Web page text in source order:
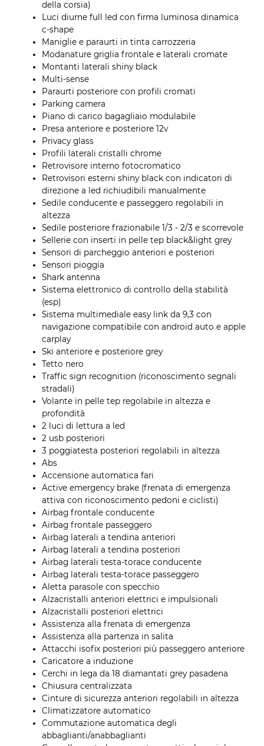
della corsia)
Luci diurne full led con firma luminosa dinamica
c-shape
Maniglie e paraurti in tinta carrozzeria
Modanature griglia frontale e laterali cromate
Montanti laterali shiny black
Multi-sense
Paraurti posteriore con profili cromati
Parking camera
Piano di carico bagagliaio modulabile
Presa anteriore e posteriore 12v
Privacy glass
Profili laterali cristalli chrome
Retrovisore interno fotocromatico
Retrovisori esterni shiny black con indicatori di
direzione a led richiudibili manualmente
Sedile conducente e passeggero regolabili in
altezza
Sedile posteriore frazionabile 1/3 - 2/3 e scorrevole
Sellerie con inserti in pelle tep black&light grey
Sensori di parcheggio anteriori e posteriori
Sensori pioggia
Shark antenna
Sistema elettronico di controllo della stabilità
(esp)
Sistema multimediale easy link da 9,3 con
navigazione compatibile con android auto e apple
carplay
Ski anteriore e posteriore grey
Tetto nero
Traffic sign recognition (riconoscimento segnali
stradali)
Volante in pelle tep regolabile in altezza e
profondità
2 luci di lettura a led
2 usb posteriori
3 poggiatesta posteriori regolabili in altezza
Abs
Accensione automatica fari
Active emergency brake (frenata di emergenza
attiva con riconoscimento pedoni e ciclisti)
Airbag frontale conducente
Airbag frontale passeggero
Airbag laterali a tendina anteriori
Airbag laterali a tendina posteriori
Airbag laterali testa-torace conducente
Airbag laterali testa-torace passeggero
Aletta parasole con specchio
Alzacristalli anteriori elettrici e impulsionali
Alzacristalli posteriori elettrici
Assistenza alla frenata di emergenza
Assistenza alla partenza in salita
Attacchi isofix posteriori più passeggero anteriore
Caricatore a induzione
Cerchi in lega da 18 diamantati grey pasadena
Chiusura centralizzata
Cinture di sicurezza anteriori regolabili in altezza
Climatizzatore automatico
Commutazione automatica degli
abbaglianti/anabbaglianti